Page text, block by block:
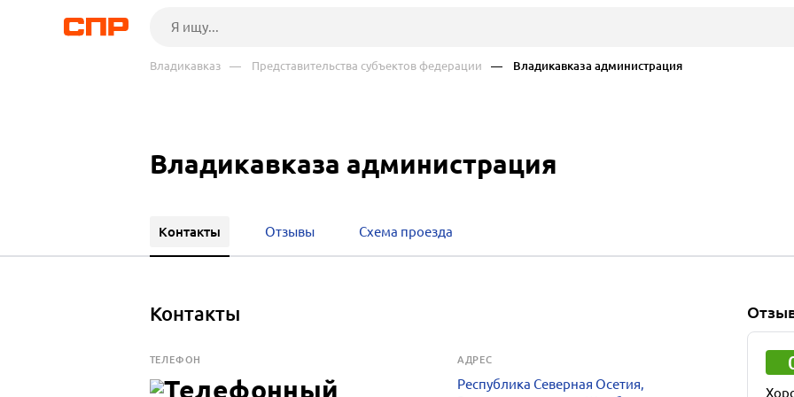
Владикавказ — Представительства субъектов федерации — Владикавказа администрация
Владикавказа администрация
Контакты Отзывы Схема проезда
Контакты
ТЕЛЕФОН АДРЕС
Республика Северная Осетия,